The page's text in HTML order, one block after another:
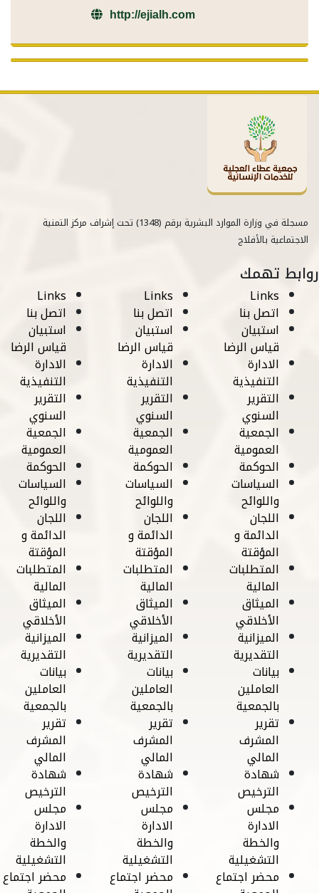
http://ejialh.com
مسجلة في وزارة الموارد البشرية برقم (1348) تحت إشراف مركز التمنية
الاجتماعية بالأفلاج
روابط تهمك
Links
اتصل بنا
استبيان
قياس الرضا
الادارة
التنفيذية
التقرير
السنوي
الجمعية
العمومية
الحوكمة
السياسات
واللوائح
اللجان
الدائمة و
المؤقتة
المتطلبات
المالية
الميثاق
الأخلاقي
الميزانية
التقديرية
بيانات
العاملين
بالجمعية
تقرير
المشرف
المالي
شهادة
الترخيص
مجلس
الادارة
والخطة
التشغيلية
محضر اجتماع
Links
اتصل بنا
استبيان
قياس الرضا
الادارة
التنفيذية
التقرير
السنوي
الجمعية
العمومية
الحوكمة
السياسات
واللوائح
اللجان
الدائمة و
المؤقتة
المتطلبات
المالية
الميثاق
الأخلاقي
الميزانية
التقديرية
بيانات
العاملين
بالجمعية
تقرير
المشرف
المالي
شهادة
الترخيص
مجلس
الادارة
والخطة
التشغيلية
محضر اجتماع
Links
اتصل بنا
استبيان
قياس الرضا
الادارة
التنفيذية
التقرير
السنوي
الجمعية
العمومية
الحوكمة
السياسات
واللوائح
اللجان
الدائمة و
المؤقتة
المتطلبات
المالية
الميثاق
الأخلاقي
الميزانية
التقديرية
بيانات
العاملين
بالجمعية
تقرير
المشرف
المالي
شهادة
الترخيص
مجلس
الادارة
والخطة
التشغيلية
محضر اجتماع